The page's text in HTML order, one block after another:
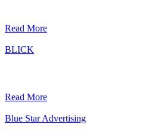
Read More
BLICK
Read More
Blue Star Advertising